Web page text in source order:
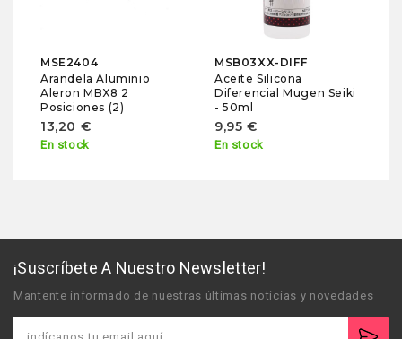
MSE2404
Arandela Aluminio
Aleron MBX8 2
Posiciones (2)
13,20 €
En stock
MSB03XX-DIFF
Aceite Silicona
Diferencial Mugen Seiki
- 50ml
9,95 €
En stock
¡Suscríbete A Nuestro Newsletter!
Mantente informado de nuestras últimas noticias y novedades